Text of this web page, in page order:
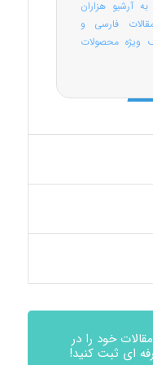
آرشیو هزاران
فارسی و
ویژه محصولات
خود را در
ای ثبت کنید!